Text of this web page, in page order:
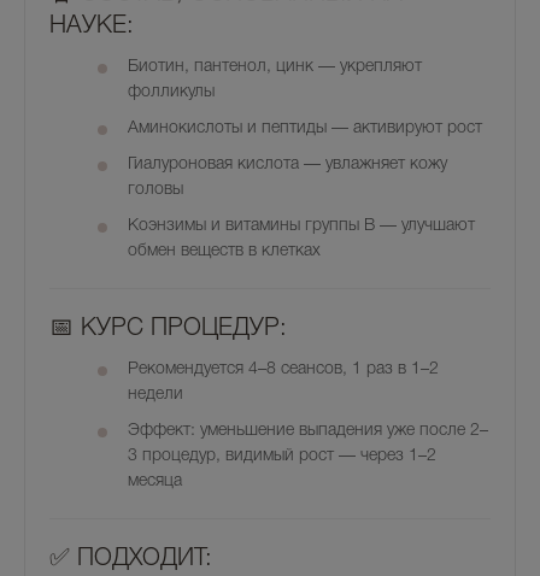
НАУКЕ:
Биотин, пантенол, цинк — укрепляют
фолликулы
Аминокислоты и пептиды — активируют рост
Гиалуроновая кислота — увлажняет кожу
головы
Коэнзимы и витамины группы B — улучшают
обмен веществ в клетках
📅 КУРС ПРОЦЕДУР:
Рекомендуется 4–8 сеансов, 1 раз в 1–2
недели
Эффект: уменьшение выпадения уже после 2–
3 процедур, видимый рост — через 1–2
месяца
✅ ПОДХОДИТ: